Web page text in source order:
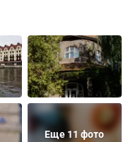
Еще 11 фото